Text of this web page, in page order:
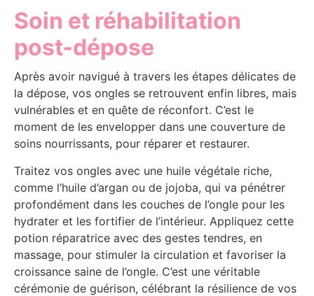
Soin et réhabilitation
post-dépose
Après avoir navigué à travers les étapes délicates de
la dépose, vos ongles se retrouvent enfin libres, mais
vulnérables et en quête de réconfort. C’est le
moment de les envelopper dans une couverture de
soins nourrissants, pour réparer et restaurer.
Traitez vos ongles avec une huile végétale riche,
comme l’huile d’argan ou de jojoba, qui va pénétrer
profondément dans les couches de l’ongle pour les
hydrater et les fortifier de l’intérieur. Appliquez cette
potion réparatrice avec des gestes tendres, en
massage, pour stimuler la circulation et favoriser la
croissance saine de l’ongle. C’est une véritable
cérémonie de guérison, célébrant la résilience de vos